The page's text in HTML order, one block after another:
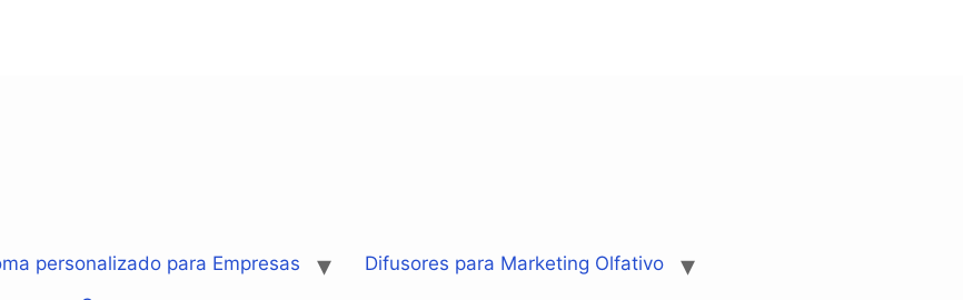
personalizado para Empresas
Difusores para Marketing Olfativo